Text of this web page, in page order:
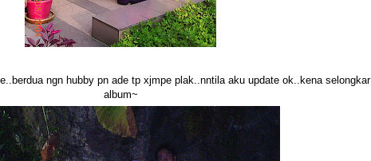
ngn hubby pn ade tp xjmpe plak..nntila aku update ok..kena selongkar
album~